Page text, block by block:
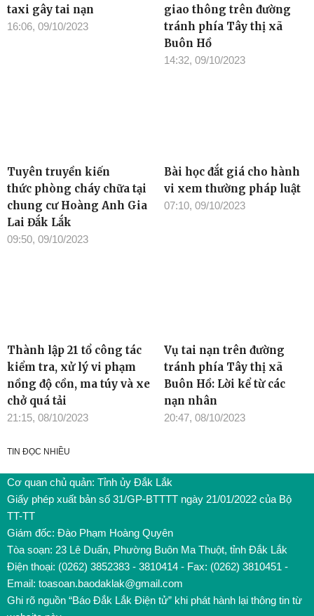
taxi gây tai nạn
16:06, 09/10/2023
giao thông trên đường
tránh phía Tây thị xã
Buôn Hồ
14:32, 09/10/2023
Tuyên truyền kiến
thức phòng cháy chữa tại
chung cư Hoàng Anh Gia
Lai Đắk Lắk
09:50, 09/10/2023
Bài học đắt giá cho hành
vi xem thường pháp luật
07:10, 09/10/2023
Thành lập 21 tổ công tác
kiểm tra, xử lý vi phạm
nồng độ cồn, ma túy và xe
chở quá tải
21:15, 08/10/2023
Vụ tai nạn trên đường
tránh phía Tây thị xã
Buôn Hồ: Lời kể từ các
nạn nhân
20:47, 08/10/2023
TIN ĐỌC NHIỀU
Cơ quan chủ quản: Tỉnh ủy Đắk Lắk
Giấy phép xuất bản số 31/GP-BTTTT ngày 21/01/2022 của Bộ
TT-TT
Giám đốc: Đào Phạm Hoàng Quyên
Tòa soạn: 23 Lê Duẩn, Phường Buôn Ma Thuột, tỉnh Đắk Lắk
Điện thoại: (0262) 3852383 - 3810414 - Fax: (0262) 3810451 -
Email: toasoan.baodaklak@gmail.com
Ghi rõ nguồn “Báo Đắk Lắk Điện tử” khi phát hành lại thông tin từ